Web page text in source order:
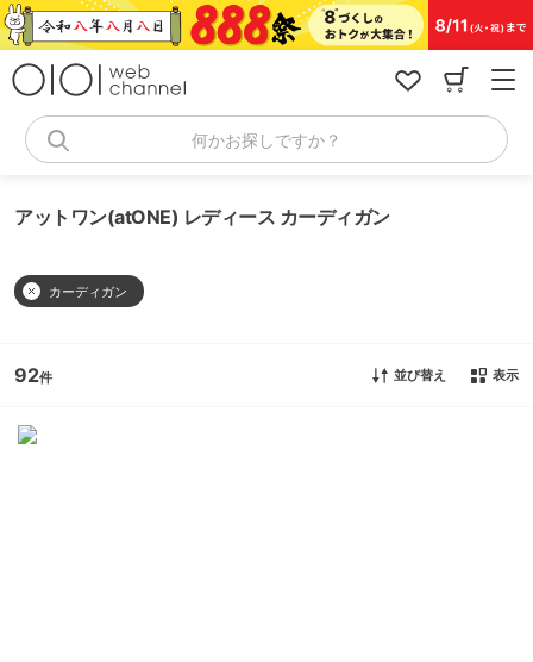
コ
ン
何かお探しですか？
アットワン(atONE) レディース カーディガン
カーディガン
92 並び替え 表示